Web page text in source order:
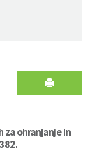
za ohranjanje in